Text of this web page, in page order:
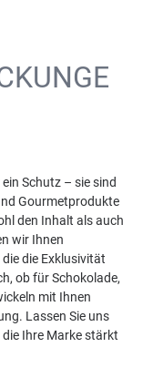
Schutz – sie sind
Gourmetprodukte
den Inhalt als auch
wir Ihnen
die Exklusivität
ob für Schokolade,
mit Ihnen
Lassen Sie uns
Ihre Marke stärkt